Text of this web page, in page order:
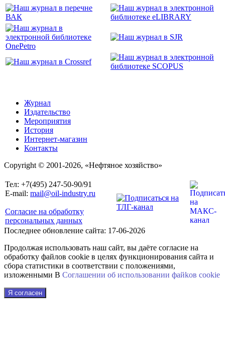
Журнал
Издательство
Мероприятия
История
Интернет-магазин
Контакты
Copyright © 2001-2026, «Нефтяное хозяйство»
Тел: +7(495) 247-50-90/91
E-mail: mail@oil-industry.ru
Согласие на обработку
персональных данных
Последнее обновление сайта: 17-06-2026
Продолжая использовать наш сайт, вы даёте согласие на
обработку файлов cookie в целях функционирования сайта и
сбора статистики в соответствии с положениями,
изложенными В Соглашении об использовании файkов cookie
Я согласен